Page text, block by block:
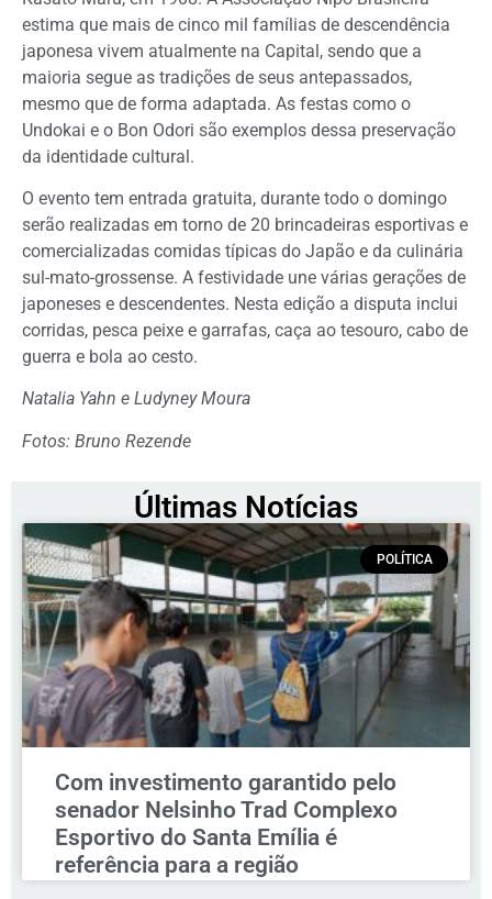
estima que mais de cinco mil famílias de descendência
japonesa vivem atualmente na Capital, sendo que a
maioria segue as tradições de seus antepassados,
mesmo que de forma adaptada. As festas como o
Undokai e o Bon Odori são exemplos dessa preservação
da identidade cultural.
O evento tem entrada gratuita, durante todo o domingo
serão realizadas em torno de 20 brincadeiras esportivas e
comercializadas comidas típicas do Japão e da culinária
sul-mato-grossense. A festividade une várias gerações de
japoneses e descendentes. Nesta edição a disputa inclui
corridas, pesca peixe e garrafas, caça ao tesouro, cabo de
guerra e bola ao cesto.
Natalia Yahn e Ludyney Moura
Fotos: Bruno Rezende
Últimas Notícias
POLÍTICA
Com investimento garantido pelo
senador Nelsinho Trad Complexo
Esportivo do Santa Emília é
referência para a região